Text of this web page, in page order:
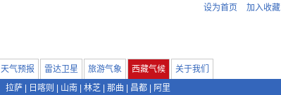
设为首页 加入收藏
天气预报 雷达卫星 旅游气象 西藏气候
关于我们
拉萨
日喀则 山南 林芝 那曲 昌都 阿里